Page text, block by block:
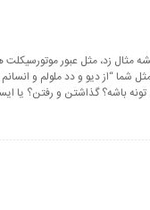
مثال زد، مثل عبور موتورسیکلت
شما “از دیو و دد ملولم و
تونه باشه؟ گذاشتن و رفتن؟ یا